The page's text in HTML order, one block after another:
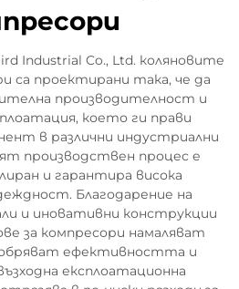
Industrial Co., Ltd. коляновите
са проектирани така, че да
производителност и
което ги прави
в различни индустриални
производствен процес е
и гарантира висока
Благодарение на
и иновативни конструкции
за компресори намаляват
ефективността и
експлоатационна